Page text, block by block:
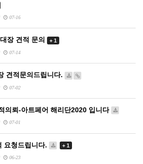
07-16
장 견적 문의 + 1
07-14
견적문의드립니다.
07-02
의뢰-아트페어 해리단2020 입니다
07-01
요청드립니다. + 1
06-23